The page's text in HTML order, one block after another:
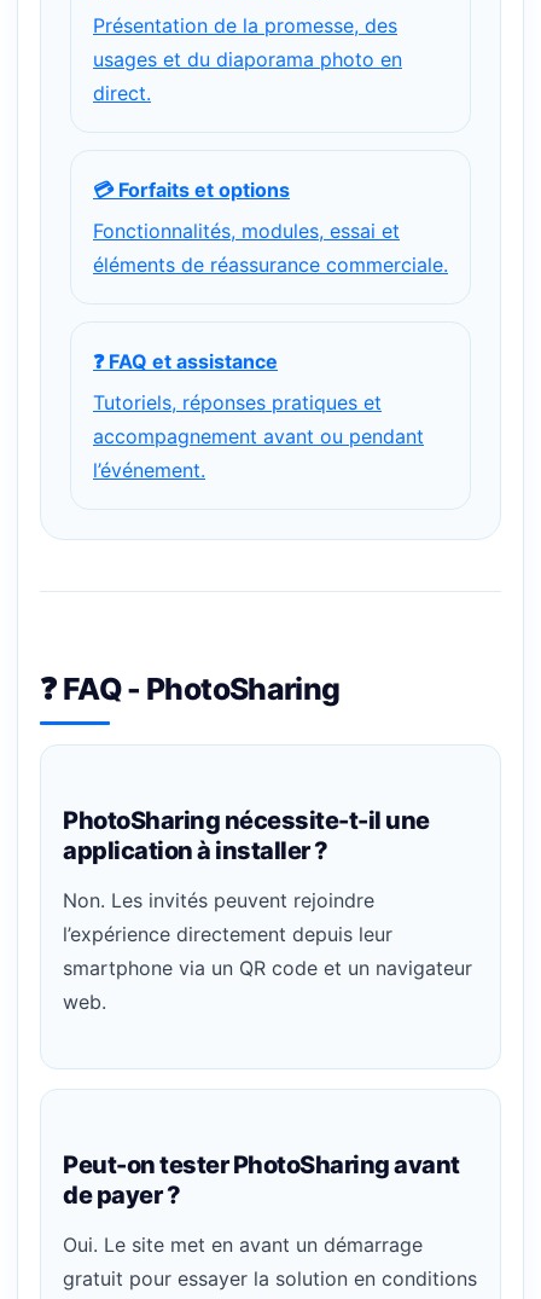
Présentation de la promesse, des
usages et du diaporama photo en
direct.
💳 Forfaits et options
Fonctionnalités, modules, essai et
éléments de réassurance commerciale.
❓ FAQ et assistance
Tutoriels, réponses pratiques et
accompagnement avant ou pendant
l’événement.
❓ FAQ - PhotoSharing
PhotoSharing nécessite-t-il une
application à installer ?
Non. Les invités peuvent rejoindre
l’expérience directement depuis leur
smartphone via un QR code et un navigateur
web.
Peut-on tester PhotoSharing avant
de payer ?
Oui. Le site met en avant un démarrage
gratuit pour essayer la solution en conditions